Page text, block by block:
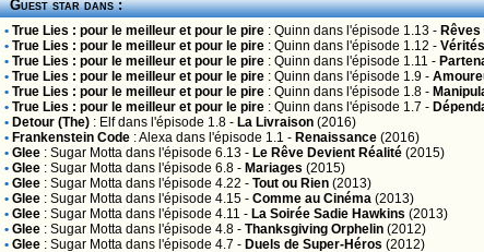
Guest star dans :
• True Lies : pour le meilleur et pour le pire : Quinn dans l'épisode 1.13 -
• True Lies : pour le meilleur et pour le pire : Quinn dans l'épisode 1.12 -
• True Lies : pour le meilleur et pour le pire : Quinn dans l'épisode 1.11 -
• True Lies : pour le meilleur et pour le pire : Quinn dans l'épisode 1.9 -
• True Lies : pour le meilleur et pour le pire : Quinn dans l'épisode 1.8 -
• True Lies : pour le meilleur et pour le pire : Quinn dans l'épisode 1.7 -
• Detour (The) : Elfdans l'épisode 1.8 - La Livraison (2016)
• Frankenstein Code :Alexa dans l'épisode 1.1 - Renaissance (2016)
• Glee : Sugar Motta dans l'épisode 6.13 - Le Rêve Devient Réalité (2015)
• Glee : Sugar Motta dans l'épisode 6.8 - Mariages (2015)
• Glee : Sugar Motta dans l'épisode 4.22 - Tout ou Rien (2013)
• Glee : Sugar Motta dans l'épisode 4.15 - Comme au Cinéma (2013)
• Glee : Sugar Motta dans l'épisode 4.11 - La Soirée Sadie Hawkins (2013)
• Glee : Sugar Motta dans l'épisode 4.8 - Thanksgiving Orphelin (2012)
• Glee : Sugar Motta dans l'épisode 4.7 - Duels de Super-Héros (2012)